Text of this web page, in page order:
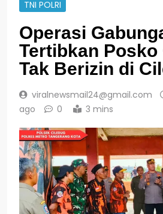
TNI POLRI
Operasi
Tertibkan Posko
Tak Berizin di
viralnewsmail24@gmail.com
ago
0 3 mins